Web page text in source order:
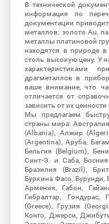
В технической
информация по
документации
металлов: золото Au,
металлы платиновой
находятся в природе
столь высокую цену. У
характеристиками
драгметаллов в
ваше внимание, что
отличается от
зависить от их
Мы предлагаем
страны мира:
(Albania), Алжир
(Argentina), Аруба,
Бельгия (Belgium),
Синт-Э. и Саба, Босния
Бразилия (Brazil),
Буркина Фасо, Бурунди,
Армения, Габон,
Гибралтар, Гондурас,
(Greece), Грузия
Конго, Джерси,